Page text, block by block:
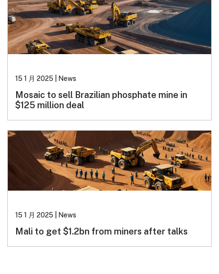
15 1 月 2025 News
Mosaic to sell Brazilian phosphate mine in
$125 million deal
15 1 月 2025 News
Mali to get $1.2bn from miners after talks